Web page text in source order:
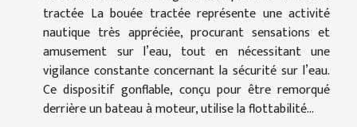
tractée La bouée tractée représente une activité
nautique très appréciée, procurant sensations et
amusement sur l’eau, tout en nécessitant une
vigilance constante concernant la sécurité sur l’eau.
Ce dispositif gonflable, conçu pour être remorqué
derrière un bateau à moteur, utilise la flottabilité...